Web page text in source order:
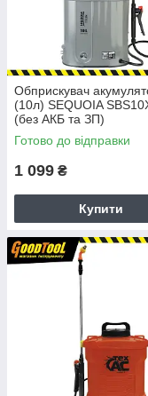
Обприскувач
(10л) SEQUOIA
(без АКБ та ЗП)
Готово до відправки
1 099 ₴
Купити